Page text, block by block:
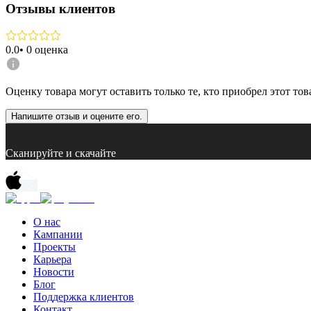
Отзывы клиентов
0.0• 0 оценка
Оценку товара могут оставить только те, кто приобрел этот
Напишите отзыв и оцените его.
Сканируйте и скачайте
О нас
Кампании
Проекты
Карьера
Новости
Блог
Поддержка клиентов